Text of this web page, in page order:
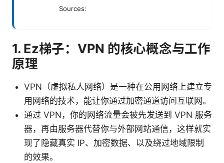
Sources:
1. Ez梯子：VPN 的核心概念与工作
原理
VPN（虚拟私人网络）是一种在公用网络上建立专
用网络的技术，能让你通过加密通道访问互联网。
通过 VPN，你的网络流量会被先发送到 VPN 服务
器，再由服务器代替你与外部网站通信，这样就实
现了隐藏真实 IP、加密数据、以及绕过地域限制
的效果。